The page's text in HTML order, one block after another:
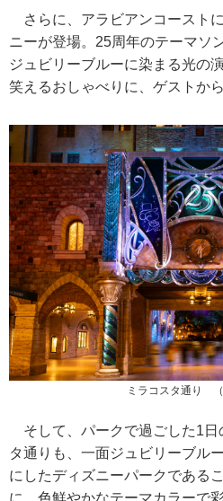
さらに、アラビアンコースト
ニーが登場。25周年のテーマソ
ジュビリーブルーに染まる光の
笑えるおしゃべりに、ゲストか
ミラコスタ通り
そして、パークで過ごした1日
タ通りも、一面ジュビリーブル
にしたディズニーパークである